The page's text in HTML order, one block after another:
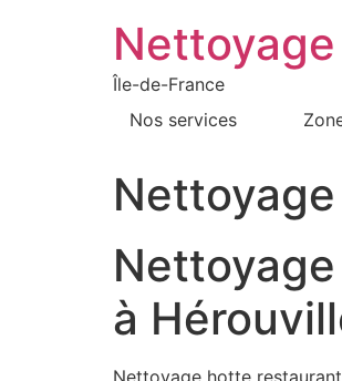
Île-de-France
Nos services
à
Nettoyage hotte